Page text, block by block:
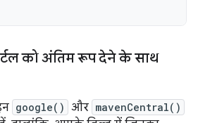
को अंतिम रूप देने के साथ
google() और mavenCentral()